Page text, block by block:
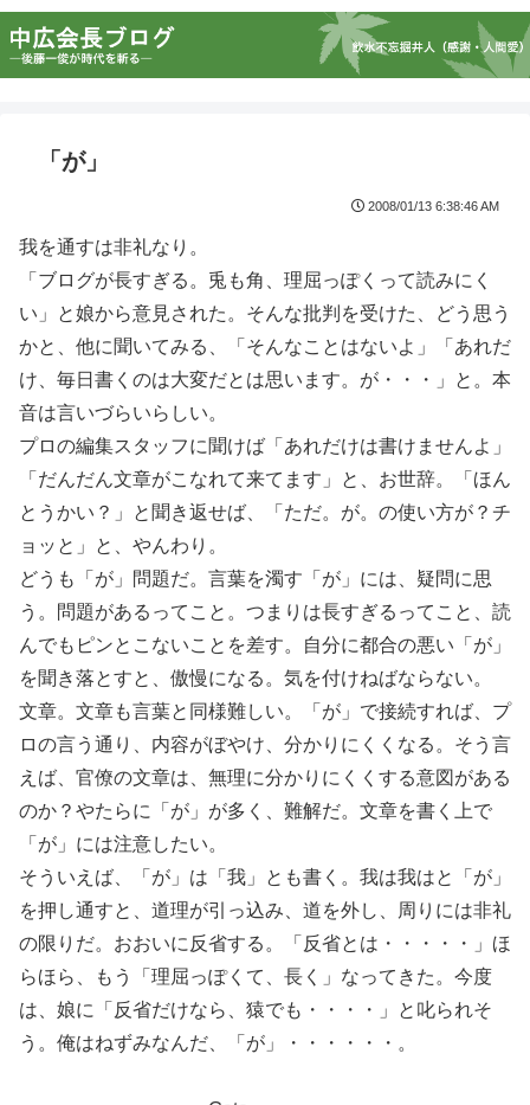
「が」
2008/01/13 6:38:46 AM
我を通すは非礼なり。
「ブログが長すぎる。兎も角、理屈っぽくって読みにく
い」と娘から意見された。そんな批判を受けた、どう思う
かと、他に聞いてみる、「そんなことはないよ」「あれだ
け、毎日書くのは大変だとは思います。が・・・」と。本
音は言いづらいらしい。
プロの編集スタッフに聞けば「あれだけは書けませんよ」
「だんだん文章がこなれて来てます」と、お世辞。「ほん
とうかい？」と聞き返せば、「ただ。が。の使い方が？チ
ョッと」と、やんわり。
どうも「が」問題だ。言葉を濁す「が」には、疑問に思
う。問題があるってこと。つまりは長すぎるってこと、読
んでもピンとこないことを差す。自分に都合の悪い「が」
を聞き落とすと、傲慢になる。気を付けねばならない。
文章。文章も言葉と同様難しい。「が」で接続すれば、プ
ロの言う通り、内容がぼやけ、分かりにくくなる。そう言
えば、官僚の文章は、無理に分かりにくくする意図がある
のか？やたらに「が」が多く、難解だ。文章を書く上で
「が」には注意したい。
そういえば、「が」は「我」とも書く。我は我はと「が」
を押し通すと、道理が引っ込み、道を外し、周りには非礼
の限りだ。おおいに反省する。「反省とは・・・・・」ほ
らほら、もう「理屈っぽくて、長く」なってきた。今度
は、娘に「反省だけなら、猿でも・・・・」と叱られそ
う。俺はねずみなんだ、「が」・・・・・・。